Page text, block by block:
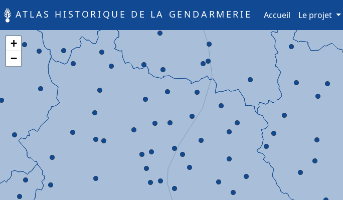
ATLAS HISTORIQUE DE LA GENDARMERIE Accueil (current)
Le projet
+
−